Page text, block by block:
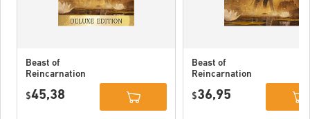
Beast of
Reincarnation
PC (STEAM)
$45,38
Beast of
Reincarnation
$36,95